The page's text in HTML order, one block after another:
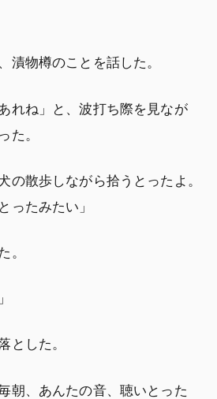
漬物樽のことを話した。
れね」と、波打ち際を見なが
た。
の散歩しながら拾うとったよ。
ったみたい」
。
とした。
朝、あんたの音、聴いとった